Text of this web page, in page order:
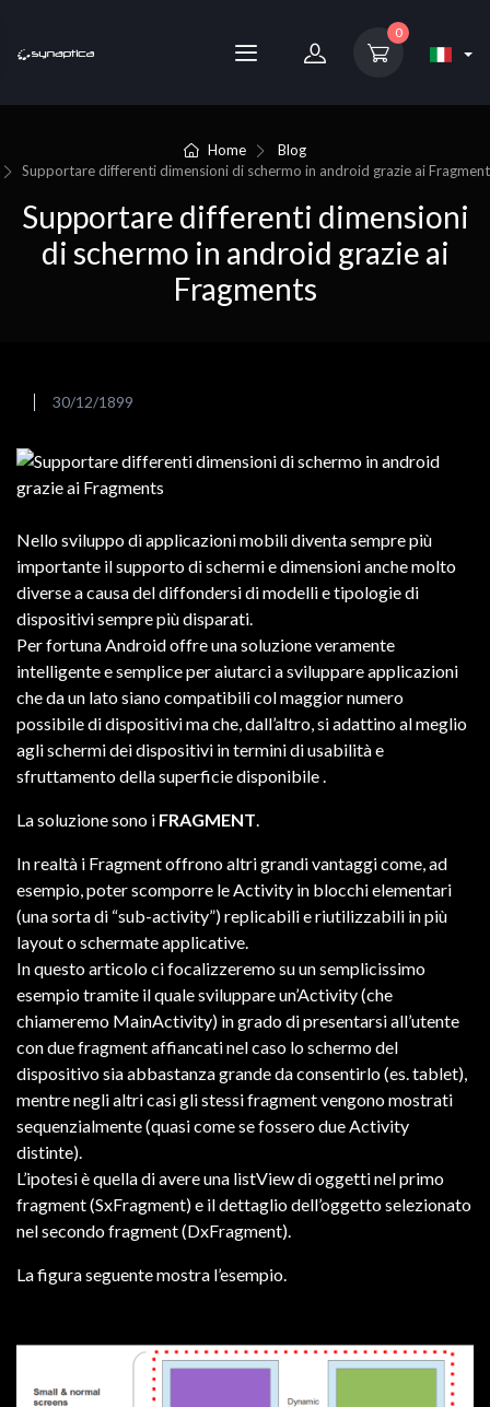
0
Home
Blog
Supportare differenti dimensioni di schermo in android grazie ai
Supportare differenti dimensioni
di schermo in android grazie ai
Fragments
30/12/1899
Nello sviluppo di applicazioni mobili diventa sempre più
importante il supporto di schermi e dimensioni anche molto
diverse a causa del diffondersi di modelli e tipologie di
dispositivi sempre più disparati.
Per fortuna Android offre una soluzione veramente
intelligente e semplice per aiutarci a sviluppare applicazioni
che da un lato siano compatibili col maggior numero
possibile di dispositivi ma che, dall’altro, si adattino al meglio
agli schermi dei dispositivi in termini di usabilità e
sfruttamento della superficie disponibile .
La soluzione sono i FRAGMENT.
In realtà i Fragment offrono altri grandi vantaggi come, ad
esempio, poter scomporre le Activity in blocchi elementari
(una sorta di “sub-activity”) replicabili e riutilizzabili in più
layout o schermate applicative.
In questo articolo ci focalizzeremo su un semplicissimo
esempio tramite il quale sviluppare un’Activity (che
chiameremo MainActivity) in grado di presentarsi all’utente
con due fragment affiancati nel caso lo schermo del
dispositivo sia abbastanza grande da consentirlo (es. tablet),
mentre negli altri casi gli stessi fragment vengono mostrati
sequenzialmente (quasi come se fossero due Activity
distinte).
L’ipotesi è quella di avere una listView di oggetti nel primo
fragment (SxFragment) e il dettaglio dell’oggetto selezionato
nel secondo fragment (DxFragment).
La figura seguente mostra l’esempio.